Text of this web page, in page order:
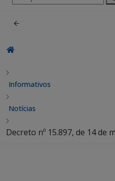
por:
Informativos
Notícias
Decreto nº 15.897, de 14 de